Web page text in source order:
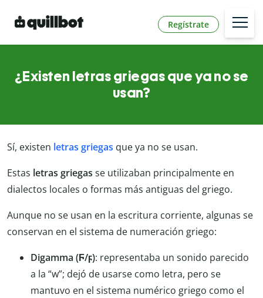
Regístrate
¿Existen letras griegas que ya no se
usan?
Sí, existen letras griegas que ya no se usan.
Estas letras griegas se utilizaban principalmente en
dialectos locales o formas más antiguas del griego.
Aunque no se usan en la escritura corriente, algunas se
conservan en el sistema de numeración griego:
Digamma (Ϝ/ϝ): representaba un sonido parecido
a la “w”; dejó de usarse como letra, pero se
mantuvo en el sistema numérico griego como el